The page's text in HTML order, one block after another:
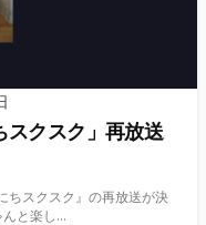
スクスク」再放送
ちスクスク』の再放送が決
と楽し...